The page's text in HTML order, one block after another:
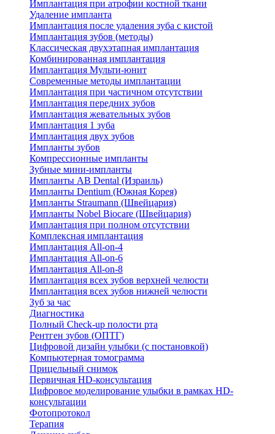
Имплантация при атрофии костной ткани
Удаление импланта
Имплантация после удаления зуба с кистой
Имплантация зубов (методы)
Классическая двухэтапная имплантация
Комбинированная имплантация
Имплантация Мульти-юнит
Современные методы имплантации
Имплантация при частичном отсутствии
Имплантация передних зубов
Имплантация жевательных зубов
Имплантация 1 зуба
Имплантация двух зубов
Импланты зубов
Компрессионные импланты
Зубные мини-импланты
Импланты AB Dental (Израиль)
Импланты Dentium (Южная Корея)
Импланты Straumann (Швейцария)
Импланты Nobel Biocare (Швейцария)
Имплантация при полном отсутствии
Комплексная имплантация
Имплантация All-on-4
Имплантация All-on-6
Имплантация All-on-8
Имплантация всех зубов верхней челюсти
Имплантация всех зубов нижней челюсти
Зуб за час
Диагностика
Полный Check-up полости рта
Рентген зубов (ОПТГ)
Цифровой дизайн улыбки (с постановкой)
Компьютерная томограмма
Прицельный снимок
Первичная HD-консультация
Цифровое моделирование улыбки в рамках HD-
консультации
Фотопротокол
Терапия